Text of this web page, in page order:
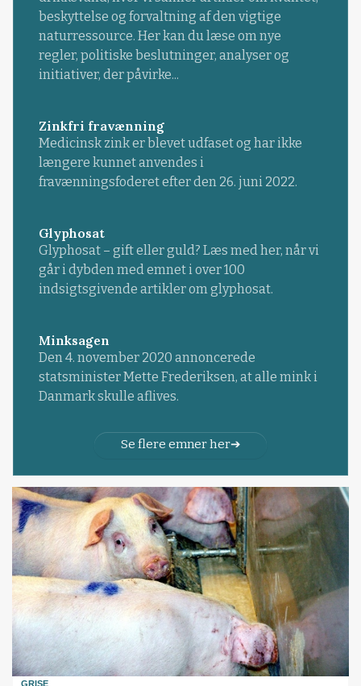
beskyttelse og forvaltning af den vigtige
naturressource. Her kan du læse om nye
regler, politiske beslutninger, analyser og
initiativer, der påvirke...
Zinkfri fravænning
Medicinsk zink er blevet udfaset og har ikke
længere kunnet anvendes i
fravænningsfoderet efter den 26. juni 2022.
Glyphosat
Glyphosat – gift eller guld? Læs med her, når vi
går i dybden med emnet i over 100
indsigtsgivende artikler om glyphosat.
Minksagen
Den 4. november 2020 annoncerede
statsminister Mette Frederiksen, at alle mink i
Danmark skulle aflives.
Se flere emner her
GRISE